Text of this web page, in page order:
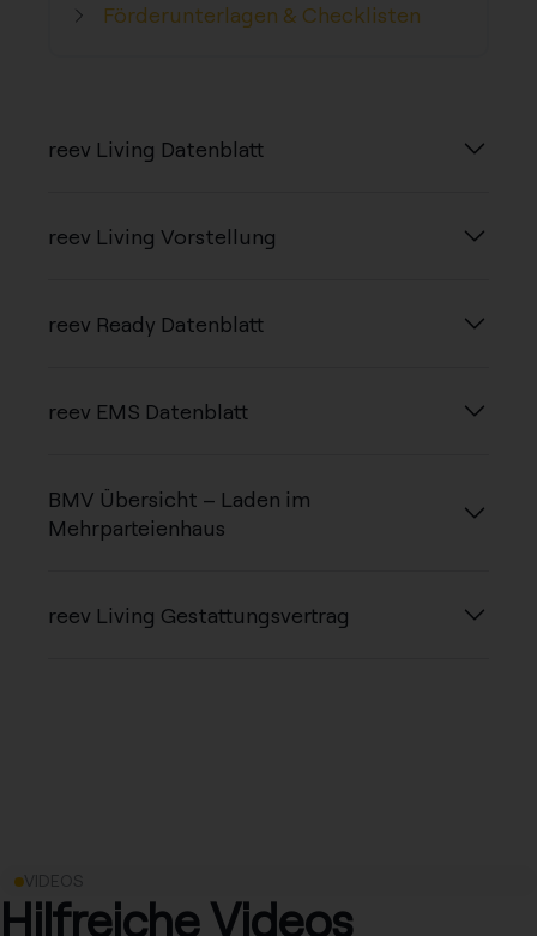
Förderunterlagen & Checklisten
reev Living Datenblatt
reev Living Vorstellung
reev Ready Datenblatt
reev EMS Datenblatt
BMV Übersicht – Laden im
Mehrparteienhaus
reev Living Gestattungsvertrag
VIDEOS
Hilfreiche Videos